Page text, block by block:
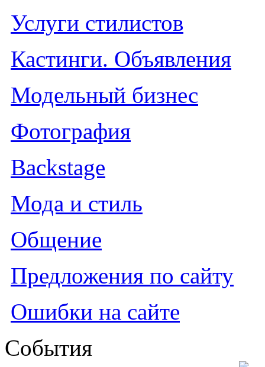
Услуги стилистов
Кастинги. Объявления
Модельный бизнес
Фотография
Backstage
Мода и стиль
Общение
Предложения по сайту
Ошибки на сайте
События